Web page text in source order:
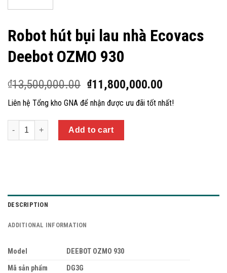
Robot hút bụi lau nhà Ecovacs
Deebot OZMO 930
₫13,500,000.00 ₫11,800,000.00
Liên hệ Tổng kho GNA để nhận được ưu đãi tốt nhất!
Quantity
Add to cart
DESCRIPTION
ADDITIONAL INFORMATION
Model
DEEBOT OZMO 930
Mã sản phẩm
DG3G